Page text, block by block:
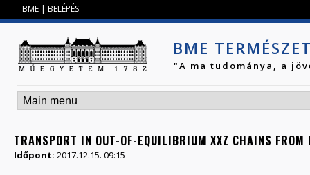
BME | BELÉPÉS
BME
"A ma tudománya, a
TRANSPORT IN OUT-OF-EQUILIBRIUM XXZ CHAINS FROM
Időpont: 2017.12.15. 09:15